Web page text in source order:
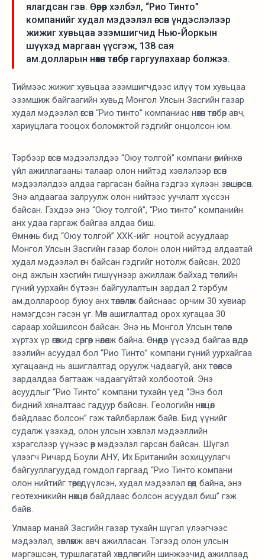
ялагдсан гэв. Өөрөөр хэлбэл, “Рио Тинто”
компанийг худал мэдээлэл өгсөн үндэслэлээр
жижиг хувьцаа эзэмшигчид Нью-Йоркын
шүүхэд маргаан үүсгэж, 138 сая
ам.долларын нөхөн төлбөр гаргуулахаар болжээ.
Тиймээс жижиг хувьцаа эзэмшигчдээс илүү том хувьцаа
эзэмшиж байгаагийн хувьд Монгол Улсын Засгийн газар
худал мэдээлэл өгсөн “Рио тинто” компаниас нөхөн төлбөр авч,
хариуцлага тооцох боломжтой гэдгийг онцолсон юм.
Тэрбээр өгсөн мэдээлэлдээ “Оюу толгой” компани өөрийнхөө
үйл ажиллагааны талаар олон нийтэд хэвлэлээр өгсөн
мэдээлэлдээ алдаа гаргасан байна гэдгээ хүлээн зөвшөөрсөн.
Энэ алдаагаа залруулж олон нийтээс уучлалт хүссэн
байсан. Гэхдээ энэ “Оюу толгой”, “Рио тинто” компанийн
анх удаа гаргаж байгаа алдаа биш.
Өмнө нь бид “Оюу толгой” ХХК-ийг ноцтой асуудлаар
Монгол Улсын Засгийн газар болон олон нийтэд алдаатай
худал мэдээлэл өгч байсан гэдгийг нотолж байсан. 2020
онд ажлын хэсгийн гишүүнээр ажиллаж байхад төслийн
гүний уурхайн бүтээн байгуулалтын зардал 2 тэрбум
ам.доллароор буюу анх төлөвлөж байснаас орчим 30 хувиар
нэмэгдсэн гэсэн үг. Мөн ашиглалтад орох хугацаа 30
сараар хойшилсон байсан. Энэ нь Монгол Улсын төслөөс
хүртэх үр өгөөжид сөргөөр нөлөөлж байна. Өнөөдөр үүсээд байгаа өндөр
зээлийн асуудал бол “Рио Тинто” компани гүний уурхайгаа
хугацаанд нь ашиглалтад оруулж чадаагүй, анх төсөөлсөн
зардалдаа багтааж чадаагүйтэй холбоотой. Энэ
асуудлыг “Рио Тинто” компани тухайн үед “Энэ бол
бидний хяналтаас гадуур байсан. Геологийн нөхцөл
байдлаас болсон” гэж тайлбарлаж байв. Бид үүнийг
судалж үзэхэд, олон улсын хэвлэл мэдээллийн
хэрэгслээр үүнээс өөр мэдээлэл гарсан байсан. Шүгэл
үлээгч Ричард Боули АНУ, Их Британийн зохицуулагч
байгууллагуудад гомдол гаргаад “Рио Тинто компани
олон нийтийг төөрөгдүүлсэн, худал мэдээлэл өгөөд байна, энэ
геотехникийн нөхцөл байдлаас болсон асуудал биш” гэж
байв.
Улмаар манай Засгийн газар тухайн шүгэл үлээгчээс
мэдээлэл, зөвлөмж авч ажилласан. Тэгээд олон улсын
мэргэшсэн, туршлагатай хөндлөнгийн шинжээчид ажиллаад